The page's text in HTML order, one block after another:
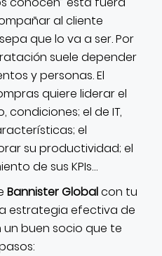
al cliente
que lo va a ser. Por
suele depender
y personas. El
quiere liderar el
condiciones; el de IT,
el
su productividad; el
de sus KPIs…
Bannister Globalcon tu
estrategia efectiva de
buen socio que te